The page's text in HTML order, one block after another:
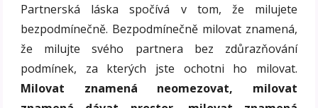
Partnerská láska spočívá v tom, že milujete
bezpodmínečně. Bezpodmínečně milovat znamená,
že milujte svého partnera bez zdůrazňování
podmínek, za kterých jste ochotni ho milovat.
Milovat znamená neomezovat, milovat